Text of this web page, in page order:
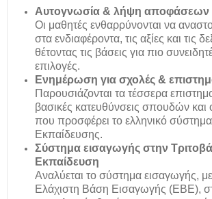
Αυτογνωσία & λήψη αποφάσεων
Οι μαθητές ενθαρρύνονται να
στα ενδιαφέροντα, τις αξίες και τις
θέτοντας τις βάσεις για πιο
επιλογές.
Ενημέρωση για σχολές &
Παρουσιάζονται τα τέσσερα
βασικές κατευθύνσεις σπουδών και
που προσφέρει το ελληνικό
Εκπαίδευσης.
Σύστημα εισαγωγής στην
Εκπαίδευση
Αναλύεται το σύστημα εισαγωγής,
Ελάχιστη Βάση Εισαγωγής (ΕΒΕ),